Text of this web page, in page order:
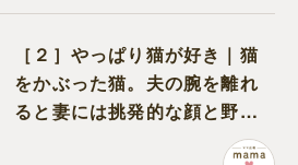
［２］やっぱり猫が好き｜猫
をかぶった猫。夫の腕を離れ
ると妻には挑発的な顔と野太